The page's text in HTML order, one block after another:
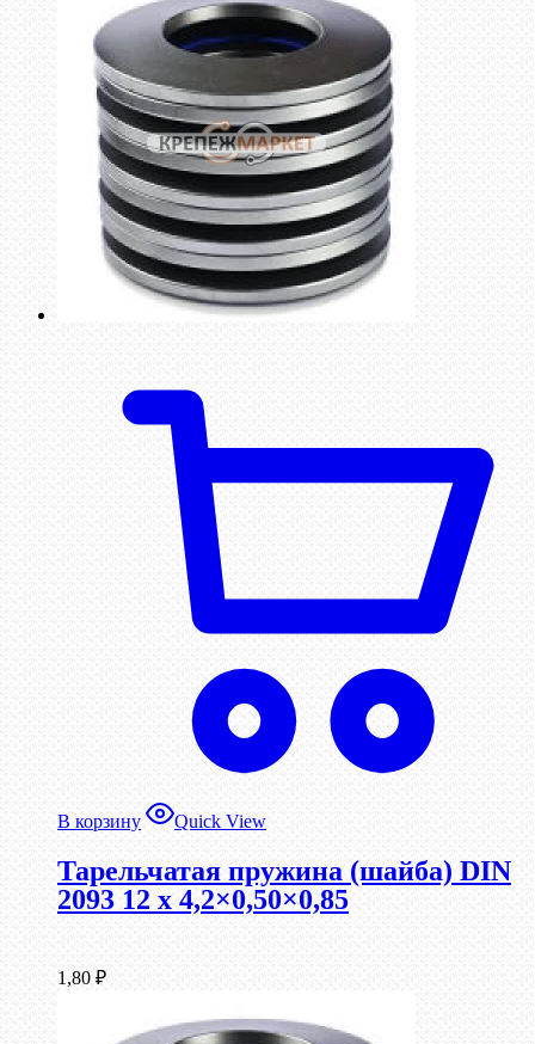
В корзину Quick View
Тарельчатая пружина (шайба) DIN
2093 12 x 4,2×0,50×0,85
1,80 ₽